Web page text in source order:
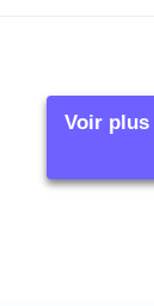
Voir plus